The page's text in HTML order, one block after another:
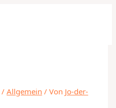
/Allgemein / Von Jo-der-